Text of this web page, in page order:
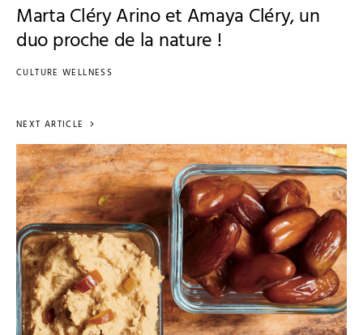
Marta Cléry Arino et Amaya Cléry, un
duo proche de la nature !
CULTURE WELLNESS
NEXT ARTICLE